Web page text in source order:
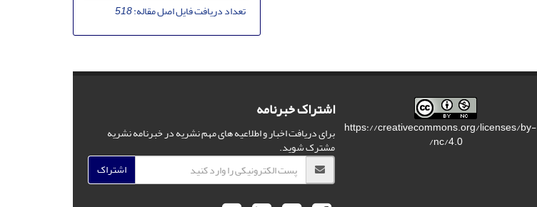
تعداد دریافت فایل اصل مقاله:518
https://creativecommons.org/licenses/by-
nc/4.0/
اشتراک خبرنامه
برای دریافت اخبار و اطلاعیه های مهم نشریه در خبرنامه نشریه
مشترک شوید.
اشتراک